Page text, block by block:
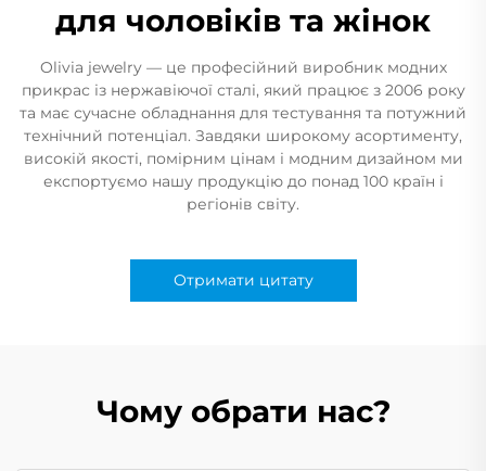
для чоловіків та жінок
Olivia jewelry — це професійний виробник модних
прикрас із нержавіючої сталі, який працює з 2006 року
та має сучасне обладнання для тестування та потужний
технічний потенціал. Завдяки широкому асортименту,
високій якості, помірним цінам і модним дизайном ми
експортуємо нашу продукцію до понад 100 країн і
регіонів світу.
Отримати цитату
Чому обрати нас?